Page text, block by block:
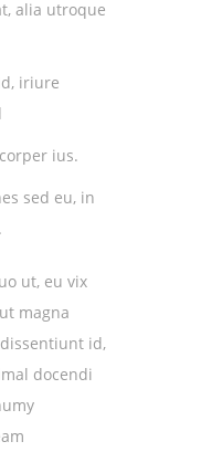
alia utroque
iriure
ius.
sed eu, in
ut, eu vix
magna
id,
docendi